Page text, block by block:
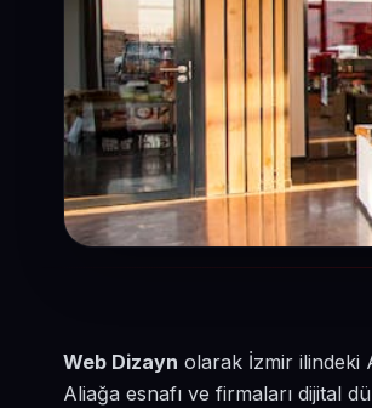
Web Dizayn olarak İzmir ilindeki
Aliağa esnafı ve firmaları dijital